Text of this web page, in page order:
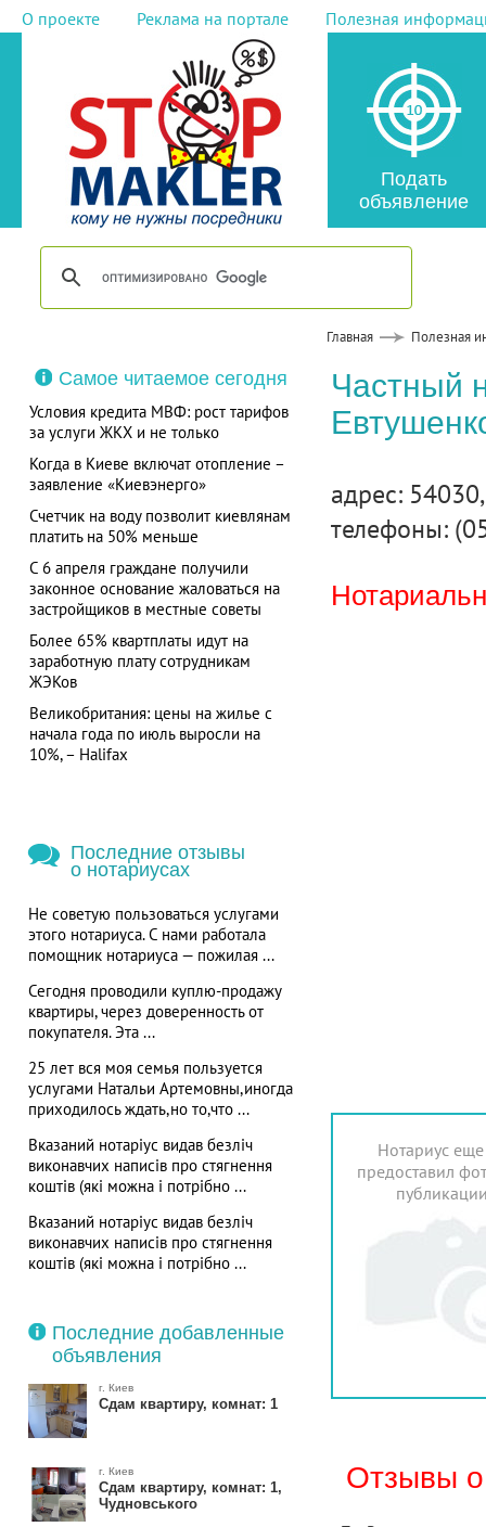
О проекте Реклама на портале Полезная
Подать
объявление
Главная Полезная
Самое читаемое сегодня
Условия кредита МВФ: рост тарифов
за услуги ЖКХ и не только
Когда в Киеве включат отопление –
заявление «Киевэнерго»
Счетчик на воду позволит киевлянам
платить на 50% меньше
С 6 апреля граждане получили
законное основание жаловаться на
застройщиков в местные советы
Более 65% квартплаты идут на
заработную плату сотрудникам
ЖЭКов
Великобритания: цены на жилье с
начала года по июль выросли на
10%, – Halifax
Последние отзывы
о нотариусах
Не советую пользоваться услугами
этого нотариуса. С нами работала
помощник нотариуса — пожилая ...
Сегодня проводили куплю-продажу
квартиры, через доверенность от
покупателя. Эта ...
25 лет вся моя семья пользуется
услугами Натальи Артемовны,иногда
приходилось ждать,но то,что ...
Вказаний нотаріус видав безліч
виконавчих написів про стягнення
коштів (які можна і потрібно ...
Вказаний нотаріус видав безліч
виконавчих написів про стягнення
коштів (які можна і потрібно ...
Последние добавленные
объявления
г. Киев
Сдам квартиру, комнат: 1
г. Киев
Сдам квартиру, комнат: 1,
Чудновського
Частный
адрес:
телефоны:
Нотариус
предоставил
Отзывы о